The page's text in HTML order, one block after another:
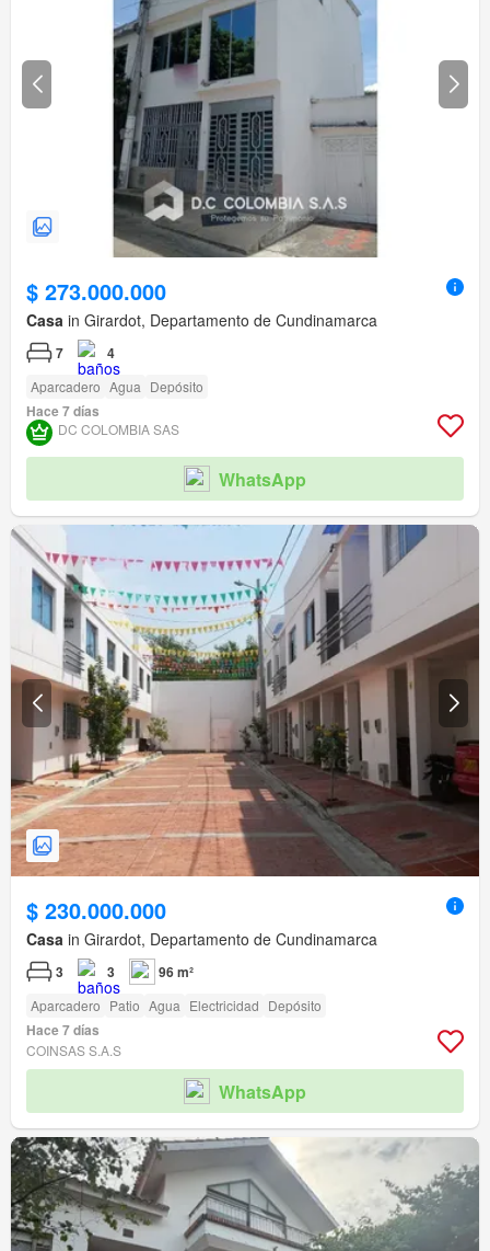
$ 273.000.000
Casa in Girardot, Departamento de Cundinamarca
7 4
Aparcadero Agua Depósito
Hace 7 días
DC COLOMBIA SAS
WhatsApp
$ 230.000.000
Casa in Girardot, Departamento de Cundinamarca
3 3 96 m²
Aparcadero Patio Agua Electricidad Depósito
Hace 7 días
COINSAS S.A.S
WhatsApp